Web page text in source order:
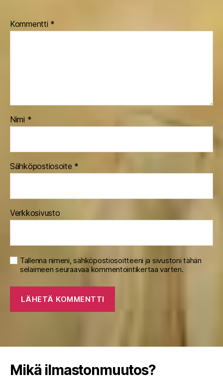
Kommentti *
Nimi *
Sähköpostiosoite *
Verkkosivusto
Tallenna nimeni, sähköpostiosoitteeni ja sivustoni tähän
selaimeen seuraavaa kommentointikertaa varten.
Mikä ilmastonmuutos?